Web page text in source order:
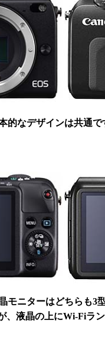
的なデザインは共通
モニターはどちらも3
、液晶の上にWi-Fiラ